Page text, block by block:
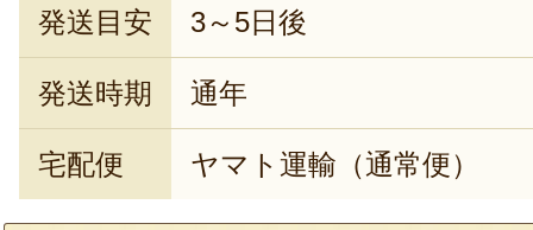
発送目安 3～5日後
発送時期 通年
宅配便 ヤマト運輸（通常便）